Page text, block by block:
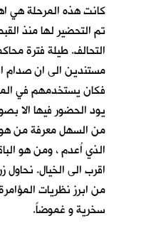
كانت هذه المرحلة هي
تم التحضير لها منذ
التحالف. طيلة فترة
مستندين الى ان
فكان يستخدمهم في
يود الحضور فيها الا
من السهل معرفة من
الذي اُعدم ، ومن هو
اقرب الى الخيال.
من ابرز نظريات
سخرية و غموضاً.